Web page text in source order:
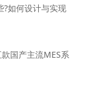
?如何设计与实现
国产主流MES系